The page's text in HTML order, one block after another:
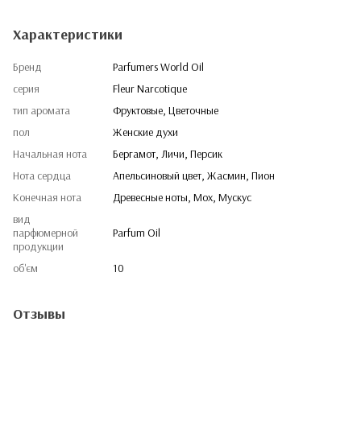
Характеристики
Бренд
Parfumers World Oil
серия
Fleur Narcotique
тип аромата
Фруктовые, Цветочные
пол
Женские духи
Начальная нота
Бергамот, Личи, Персик
Нота сердца
Апельсиновый цвет, Жасмин, Пион
Конечная нота
Древесные ноты, Мох, Мускус
вид
парфюмерной
продукции
Parfum Oil
об'єм 10
Отзывы